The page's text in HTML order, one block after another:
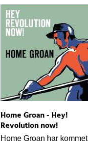
Home Groan - Hey!
Revolution now!
Home Groan har kommet